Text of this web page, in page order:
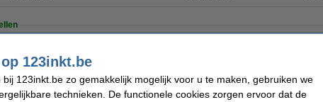
blanco/ruit 65 x 98 cm (2 x 50 vellen)
123inkt.be
bij 123inkt.be zo gemakkelijk mogelijk voor u te maken, gebruiken we
technieken. De functionele cookies zorgen ervoor dat de